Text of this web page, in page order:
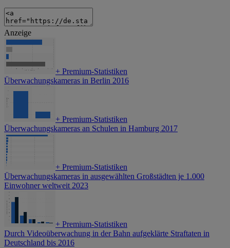
Anzeige
+ Premium-Statistiken
Überwachungskameras in Berlin 2016
+ Premium-Statistiken
Überwachungskameras an Schulen in Hamburg 2017
+ Premium-Statistiken
Überwachungskameras in ausgewählten Großstädten je 1.000
Einwohner weltweit 2023
+ Premium-Statistiken
Durch Videoüberwachung in der Bahn aufgeklärte Straftaten in
Deutschland bis 2016